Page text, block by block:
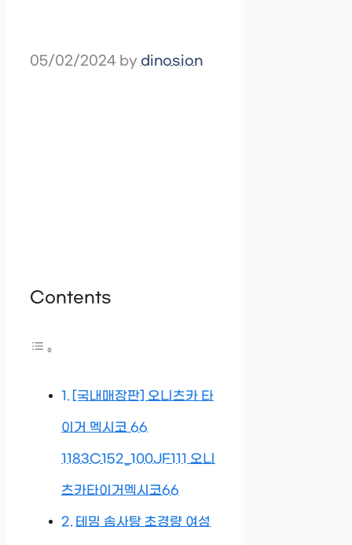
05/02/2024 by dinosion
Contents
[국내매장판] 오니츠카 타
이거 멕시코 66
1183C152_100JF111 오니
츠카타이거멕시코66
테밍 솜사탕 초경량 여성